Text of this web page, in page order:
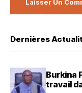
Dernières
Burkina
travail